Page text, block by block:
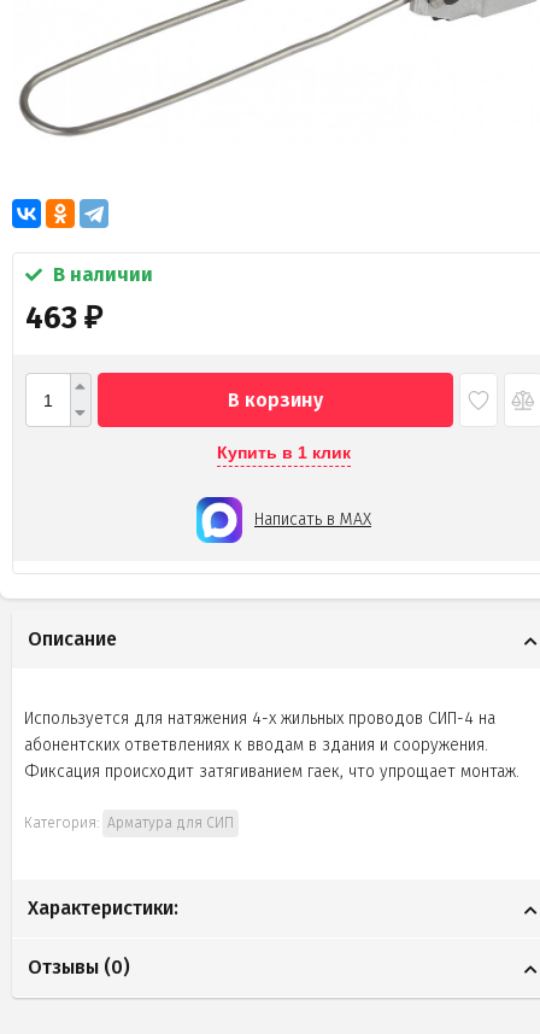
В наличии
463 ₽
В корзину
Купить в 1 клик
Написать в MAX
Описание
Используется для натяжения 4-х жильных проводов СИП-4 на
абонентских ответвлениях к вводам в здания и сооружения.
Фиксация происходит затягиванием гаек, что упрощает монтаж.
Категория: Арматура для СИП
Характеристики:
Отзывы (0)